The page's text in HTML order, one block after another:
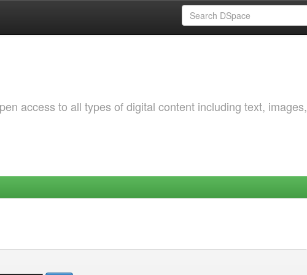
access to all types of digital content including text, images,